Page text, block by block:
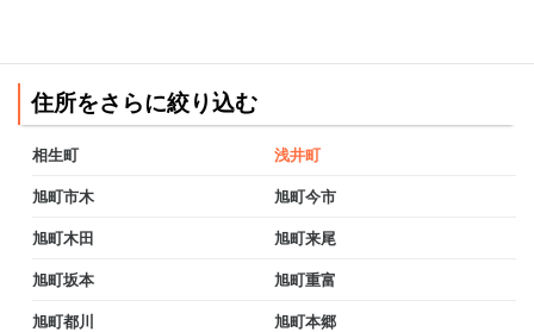
住所をさらに絞り込む
相生町 浅井町
旭町市木 旭町今市
旭町木田 旭町来尾
旭町坂本 旭町重富
旭町都川 旭町本郷